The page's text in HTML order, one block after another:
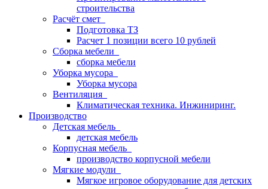
строительства
Расчёт смет
Подготовка ТЗ
Расчет 1 позиции всего 10 рублей
Сборка мебели
сборка мебели
Уборка мусора
Уборка мусора
Вентиляция
Климатическая техника. Инжиниринг.
Производство
Детская мебель
детская мебель
Корпусная мебель
производство корпусной мебели
Мягкие модули
Мягкое игровое оборудование для детских